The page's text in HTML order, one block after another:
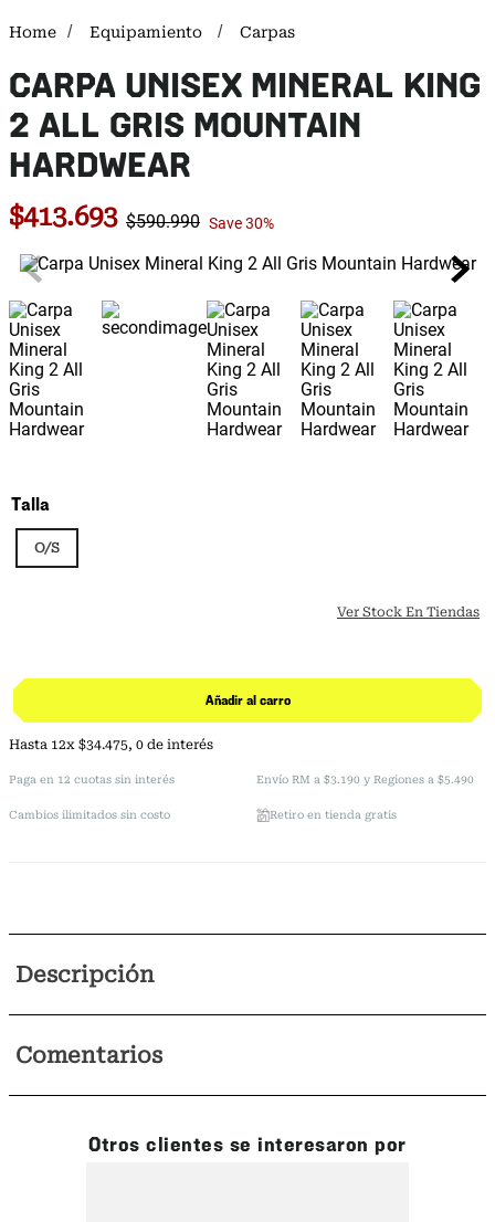
Equipamiento Carpas
CARPA UNISEX MINERAL KING
2 ALL GRIS MOUNTAIN
HARDWEAR
$413.693 $590.990 Save30%
Talla
O/S
Ver Stock En Tiendas
Añadir al carro
Hasta 12x $34.475, 0 de interés
Paga en 12 cuotas sin interés Envío RM a $3.190 y Regiones a $5.490
Cambios ilimitados sin costo Retiro en tienda gratis
Descripción
Comentarios
Otros clientes se interesaron por